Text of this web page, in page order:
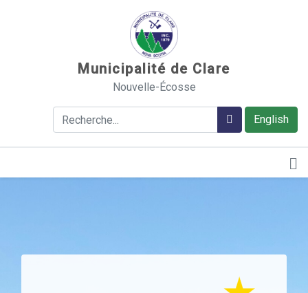
Municipalité de Clare
Nouvelle-Écosse
English
Rechercher Rechercher